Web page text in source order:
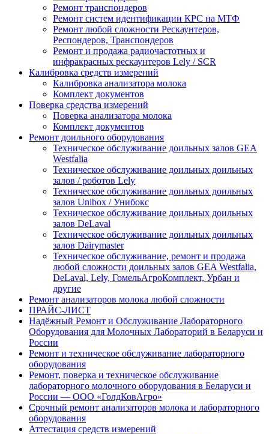
Ремонт транспондеров
Ремонт систем идентификации КРС на МТФ
Ремонт любой сложности Рескаунтеров,
Респондеров, Транспондеров
Ремонт и продажа радиочастотных и
инфракрасных рескаунтеров Lely / SCR
Калибровка средств измерений
Калибровка анализатора молока
Комплект документов
Поверка средства измерений
Поверка анализатора молока
Комплект документов
Ремонт доильного оборудования
Техническое обслуживание доильных залов GEA
Westfalia
Техническое обслуживание доильных доильных
залов / роботов Lely
Техническое обслуживание доильных доильных
залов Unibox / Унибокс
Техническое обслуживание доильных доильных
залов DeLaval
Техническое обслуживание доильных доильных
залов Dairymaster
Техническое обслуживание, ремонт и продажа
любой сложности доильных залов GEA Westfalia,
DeLaval, Lely, ГомельАгроКомплект, Урбан и
другие
Ремонт анализаторов молока любой сложности
ПРАЙС-ЛИСТ
Надёжный Ремонт и Обслуживание Лабораторного
Оборудования для Молочных Лабораторий в Беларуси и
России
Ремонт и техническое обслуживание лабораторного
оборудования
Ремонт, поверка и техническое обслуживание
лабораторного молочного оборудования в Беларуси и
России — ООО «ГолдКовАгро»
Срочный ремонт анализаторов молока и лабораторного
оборудования
Аттестация средств измерений